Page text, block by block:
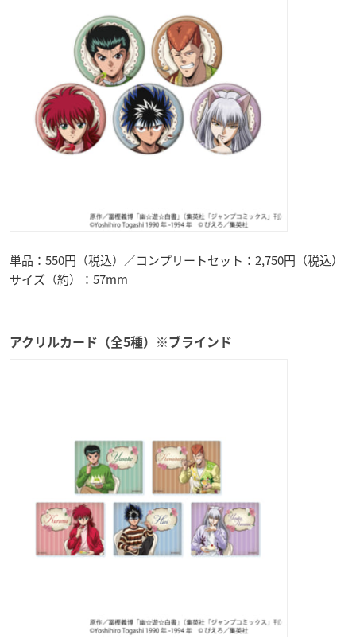
単品：550円（税込）／コンプリートセット：2,750円（税込）
サイズ（約）：57mm
アクリルカード（全5種）※ブラインド